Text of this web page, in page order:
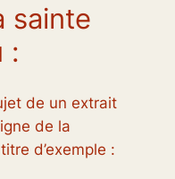
sainte
:
de un extrait
de la
d’exemple :